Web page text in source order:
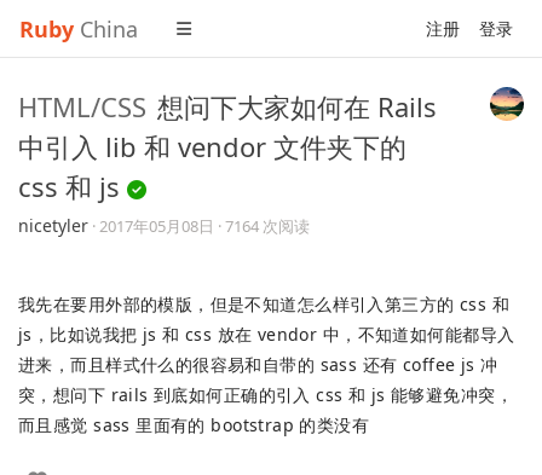
Ruby China 注册 登录
HTML/CSS 想问下大家如何在 Rails
中引入 lib 和 vendor 文件夹下的
css 和 js
nicetyler ·2017年05月08日 · 7164 次阅读
我先在要用外部的模版，但是不知道怎么样引入第三方的 css 和
js，比如说我把 js 和 css 放在 vendor 中，不知道如何能都导入
进来，而且样式什么的很容易和自带的 sass 还有 coffee js 冲
突，想问下 rails 到底如何正确的引入 css 和 js 能够避免冲突，
而且感觉 sass 里面有的 bootstrap 的类没有